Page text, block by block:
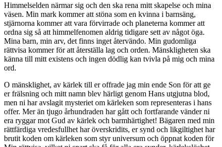
Himmelselden närmar sig och den ska rena mitt skapelse och mina
väsen. Min mark kommer att stöna som en kvinna i barnsäng,
stjärnorna kommer att vara förvirrade och planeterna kommer att
ordna sig så att himmelfenomen aldrig tidigare sett av något öga.
Mina barn, min arv, det finns inget återvändo. Min gudomliga
rättvisa kommer för att återställa lag och orden. Mänskligheten ska
känna till mitt existens och ingen dödlig kan tvivla på mig och mina
ord.
O mänsklighet, av kärlek till er offrade jag min ende Son för att ge
er frälsning och mitt namn blev härligt genom Hans utgjutna blod,
men ni har avslagit mysteriet om kärleken som representeras i hans
offer. Mer än tjugo århundraden har gått och fortfarande vänder ni
era ryggar mot Gud av kärlek och barmhärtighet! Bägaren med min
rättfärdiga vredesfullhet har överskridits, er synd och likgiltighet har
brutit koden om kärleken som styr universum och öppnat koden för